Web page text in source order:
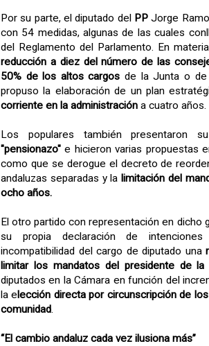
Por su parte, el diputado del PP Jorge
con 54 medidas, algunas de las cuales
del Reglamento del Parlamento. En
reducción a diez del número de las
50% de los altos cargos de la Junta o de
propuso la elaboración de un plan
corriente en la administración a cuatro años.
Los populares también presentaron
"pensionazo" e hicieron varias propuestas
como que se derogue el decreto de
andaluzas separadas y la limitación del
ocho años.
El otro partido con representación en dicho
su propia declaración de
incompatibilidad del cargo de diputado una
limitar los mandatos del presidente de la
diputados en la Cámara en función del
la e lección directa por circunscripción de
comunidad.
“El cambio andaluz cada vez ilusiona más”